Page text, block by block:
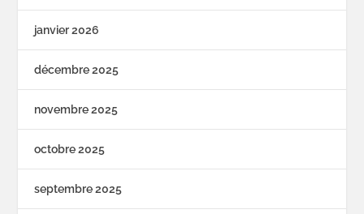
janvier 2026
décembre 2025
novembre 2025
octobre 2025
septembre 2025